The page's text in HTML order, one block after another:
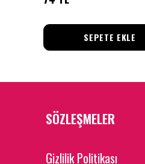
SEPETE EKLE
SÖZLEŞMELER
Gizlilik Politikası